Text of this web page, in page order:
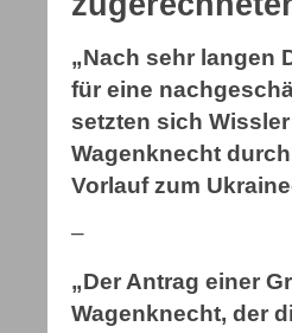
„Nach sehr langen
für eine
setzten sich
Wagenknecht
Vorlauf zum
–
„Der Antrag einer
Wagenknecht, der